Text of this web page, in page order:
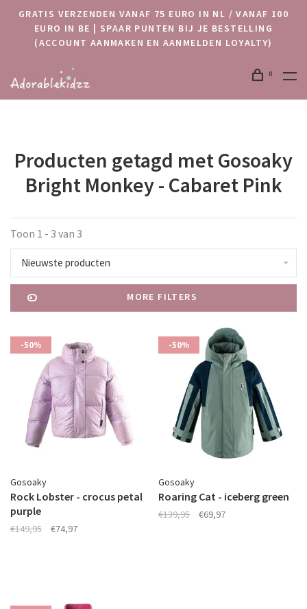
GRATIS VERZENDEN VANAF 75 EURO IN NL / VANAF 100
EURO IN BE | SPAAR PUNTEN BIJ JE BESTELLING
(ACCOUNT AANMAKEN EN AANMELDEN LOYALTY)
0
Producten getagd met Gosoaky
Bright Monkey - Cabaret Pink
Toon 1 - 3 van 3
Nieuwste producten
MORE FILTERS
-50%
Gosoaky
Rock Lobster - crocus petal
purple
€149,95 €74,97
-50%
Gosoaky
Roaring Cat - iceberg green
€139,95 €69,97